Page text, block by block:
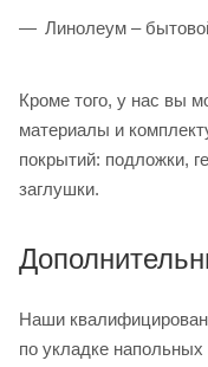
Линолеум –
Кроме того, у нас вы
материалы и
покрытий: подложки,
заглушки.
Наши
по укладке